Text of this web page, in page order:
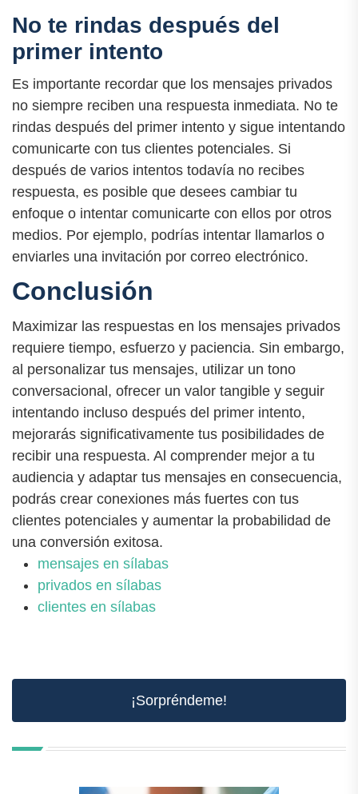
No te rindas después del
primer intento
Es importante recordar que los mensajes privados
no siempre reciben una respuesta inmediata. No te
rindas después del primer intento y sigue intentando
comunicarte con tus clientes potenciales. Si
después de varios intentos todavía no recibes
respuesta, es posible que desees cambiar tu
enfoque o intentar comunicarte con ellos por otros
medios. Por ejemplo, podrías intentar llamarlos o
enviarles una invitación por correo electrónico.
Conclusión
Maximizar las respuestas en los mensajes privados
requiere tiempo, esfuerzo y paciencia. Sin embargo,
al personalizar tus mensajes, utilizar un tono
conversacional, ofrecer un valor tangible y seguir
intentando incluso después del primer intento,
mejorarás significativamente tus posibilidades de
recibir una respuesta. Al comprender mejor a tu
audiencia y adaptar tus mensajes en consecuencia,
podrás crear conexiones más fuertes con tus
clientes potenciales y aumentar la probabilidad de
una conversión exitosa.
mensajes en sílabas
privados en sílabas
clientes en sílabas
¡Sorpréndeme!